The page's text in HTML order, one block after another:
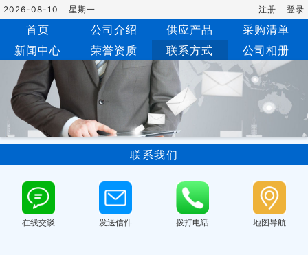
2026-08-10 星期一 注册 登录
首页 公司介绍 供应产品
采购清单
新闻中心
荣誉资质 联系方式 公司相册
联系我们
在线交谈 发送信件 拨打电话 地图导航